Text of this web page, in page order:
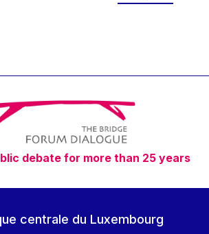
Radcliffe
Klaus
Skouris
da Silva Caldeira
Reding
debate for more than 25 years
centrale du Luxembourg